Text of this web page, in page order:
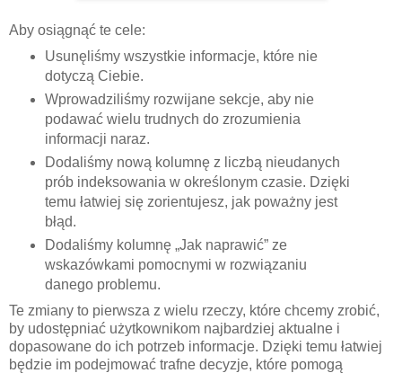
Aby osiągnąć te cele:
Usunęliśmy wszystkie informacje, które nie
dotyczą Ciebie.
Wprowadziliśmy rozwijane sekcje, aby nie
podawać wielu trudnych do zrozumienia
informacji naraz.
Dodaliśmy nową kolumnę z liczbą nieudanych
prób indeksowania w określonym czasie. Dzięki
temu łatwiej się zorientujesz, jak poważny jest
błąd.
Dodaliśmy kolumnę „Jak naprawić” ze
wskazówkami pomocnymi w rozwiązaniu
danego problemu.
Te zmiany to pierwsza z wielu rzeczy, które chcemy zrobić,
by udostępniać użytkownikom najbardziej aktualne i
dopasowane do ich potrzeb informacje. Dzięki temu łatwiej
będzie im podejmować trafne decyzje, które pomogą